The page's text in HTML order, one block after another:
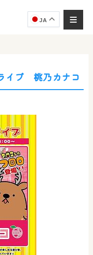
JA
イブ 桃乃カナコ
ュです。